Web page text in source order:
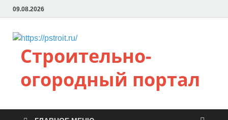
09.08.2026
Строительно-
огородный портал